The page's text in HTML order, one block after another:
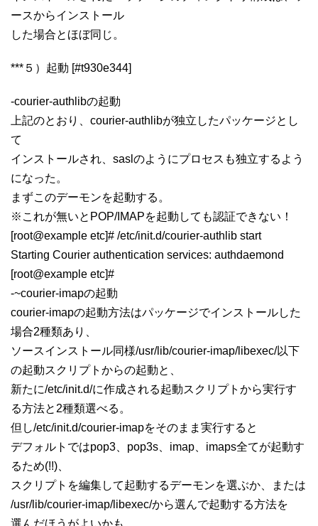
ースからインストール
した場合とほぼ同じ。
***５）起動 [#t930e344]
-courier-authlibの起動
上記のとおり、courier-authlibが独立したパッケージとし
て
インストールされ、saslのようにプロセスも独立するよう
になった。
まずこのデーモンを起動する。
※これが無いとPOP/IMAPを起動しても認証できない！
[root@example etc]# /etc/init.d/courier-authlib start
Starting Courier authentication services: authdaemond
[root@example etc]#
-~courier-imapの起動
courier-imapの起動方法はパッケージでインストールした
場合2種類あり、
ソースインストール同様/usr/lib/courier-imap/libexec/以下
の起動スクリプトからの起動と、
新たに/etc/init.d/に作成される起動スクリプトから実行す
る方法と2種類選べる。
但し/etc/init.d/courier-imapをそのまま実行すると
デフォルトではpop3、pop3s、imap、imaps全てが起動す
るため(!!)、
スクリプトを編集して起動するデーモンを選ぶか、または
/usr/lib/courier-imap/libexec/から選んで起動する方法を
選んだほうがよいかも。